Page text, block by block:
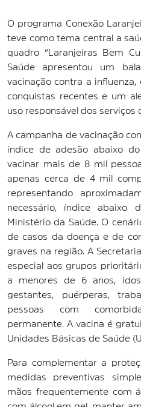
O programa Conexão
teve como tema central a
quadro “Laranjeiras Bem
Saúde apresentou um
vacinação contra a
conquistas recentes e um
uso responsável dos serviços
A campanha de vacinação
índice de adesão abaixo
vacinar mais de 8 mil
apenas cerca de 4 mil
representando
necessário, índice abaixo
Ministério da Saúde. O
de casos da doença e de
graves na região. A
especial aos grupos
a menores de 6 anos,
gestantes, puérperas,
pessoas com
permanente. A vacina é
Unidades Básicas de Saúde
Para complementar a
medidas preventivas
mãos frequentemente com